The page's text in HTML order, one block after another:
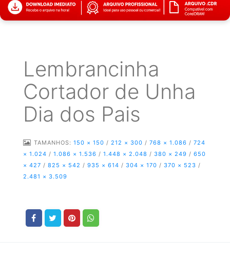
Lembrancinha
Cortador de Unha
Dia dos Pais
TAMANHOS: 150 × 150 / 212 × 300 / 768 × 1.086 / 724
× 1.024 / 1.086 × 1.536 / 1.448 × 2.048 / 380 × 249 / 650
× 427 / 825 × 542 / 935 × 614 / 304 × 170 / 370 × 523 /
2.481 × 3.509